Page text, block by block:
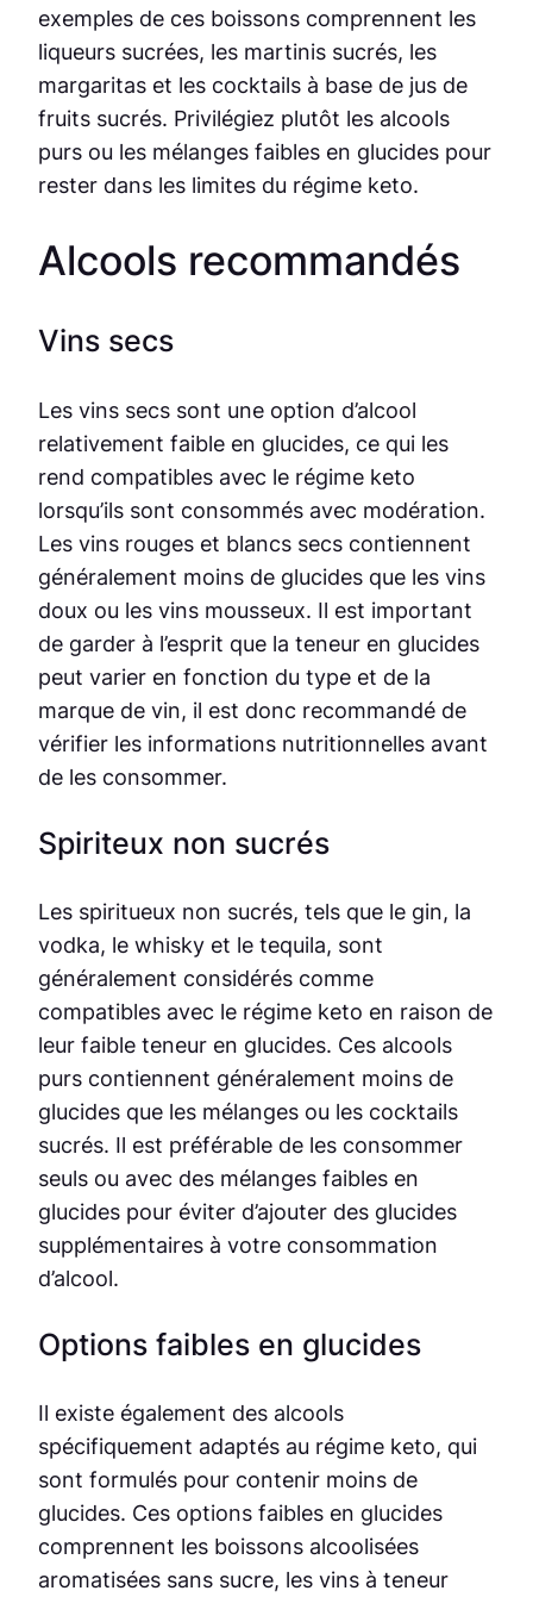
exemples de ces boissons comprennent les
liqueurs sucrées, les martinis sucrés, les
margaritas et les cocktails à base de jus de
fruits sucrés. Privilégiez plutôt les alcools
purs ou les mélanges faibles en glucides pour
rester dans les limites du régime keto.
Alcools recommandés
Vins secs
Les vins secs sont une option d’alcool
relativement faible en glucides, ce qui les
rend compatibles avec le régime keto
lorsqu’ils sont consommés avec modération.
Les vins rouges et blancs secs contiennent
généralement moins de glucides que les vins
doux ou les vins mousseux. Il est important
de garder à l’esprit que la teneur en glucides
peut varier en fonction du type et de la
marque de vin, il est donc recommandé de
vérifier les informations nutritionnelles avant
de les consommer.
Spiriteux non sucrés
Les spiritueux non sucrés, tels que le gin, la
vodka, le whisky et le tequila, sont
généralement considérés comme
compatibles avec le régime keto en raison de
leur faible teneur en glucides. Ces alcools
purs contiennent généralement moins de
glucides que les mélanges ou les cocktails
sucrés. Il est préférable de les consommer
seuls ou avec des mélanges faibles en
glucides pour éviter d’ajouter des glucides
supplémentaires à votre consommation
d’alcool.
Options faibles en glucides
Il existe également des alcools
spécifiquement adaptés au régime keto, qui
sont formulés pour contenir moins de
glucides. Ces options faibles en glucides
comprennent les boissons alcoolisées
aromatisées sans sucre, les vins à teneur